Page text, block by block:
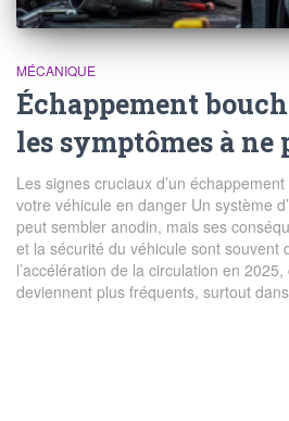
MÉCANIQUE
Échappement
les symptômes à ne
Les signes cruciaux d’un
votre véhicule en danger Un système
peut sembler anodin, mais ses
et la sécurité du véhicule sont souvent
l’accélération de la circulation en
deviennent plus fréquents, surtout